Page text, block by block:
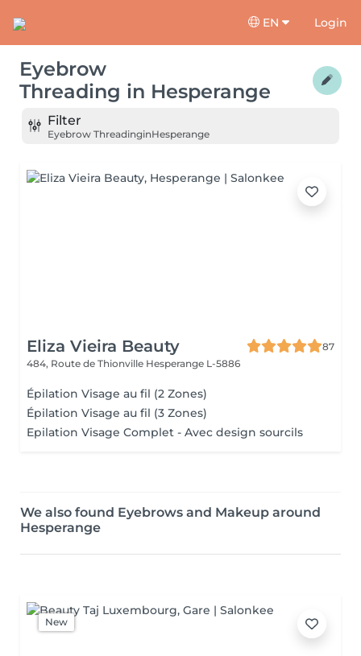
EN Login
Eyebrow
Threading in Hesperange
Filter
Eyebrow ThreadinginHesperange
Eliza Vieira Beauty
87
484, Route de Thionville Hesperange L-5886
Épilation Visage au fil (2 Zones)
Épilation Visage au fil (3 Zones)
Epilation Visage Complet - Avec design sourcils
We also found Eyebrows and Makeup around
Hesperange
New